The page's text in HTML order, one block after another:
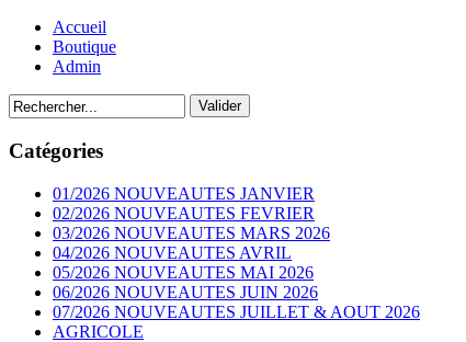
Accueil
Boutique
Admin
Catégories
01/2026 NOUVEAUTES JANVIER
02/2026 NOUVEAUTES FEVRIER
03/2026 NOUVEAUTES MARS 2026
04/2026 NOUVEAUTES AVRIL
05/2026 NOUVEAUTES MAI 2026
06/2026 NOUVEAUTES JUIN 2026
07/2026 NOUVEAUTES JUILLET & AOUT 2026
AGRICOLE